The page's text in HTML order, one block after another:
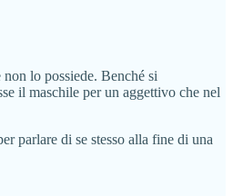
lo possiede. Benché si
il maschile per un aggettivo che nel
parlare di se stesso alla fine di una